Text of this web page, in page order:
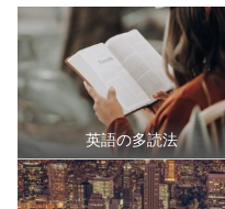
英語の多読法